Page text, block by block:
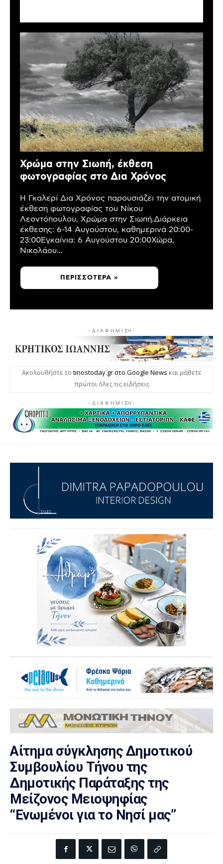
Χρώμα στην Σιωπή, έκθεση
φωτογραφίας στο Δια Χρόνος
Η Γκαλερί Δια Χρόνος παρουσιάζει την ατομική
έκθεση φωτογραφίας του Νίκου
Λεοντόπουλου, Χρώμα στην Σιωπή.Διάρκεια
έκθεσης: 6-14 Αυγούστου, καθημερινά 20:00-
23:00Εγκαίνια: 6 Αυγούστου 20:00Χώρα,
Νικολάου...
ΠΕΡΙΣΣΌΤΕΡΑ »
- Δ Ι Α Φ Η Μ Ι ΣΗ -
Ακολουθήστε το tinostoday.gr στο Google News και μάθετε
πρώτοι όλες τις ειδήσεις
- Δ Ι Α Φ Η Μ Ι ΣΗ -